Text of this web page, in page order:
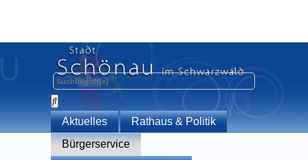
Aktuelles
Rathaus & Politik
Bürgerservice